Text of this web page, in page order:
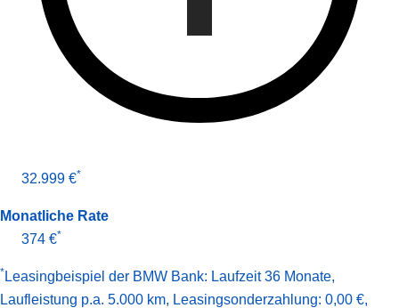
32.999 €*
Monatliche Rate
374 €*
* Leasingbeispiel der BMW Bank: Laufzeit 36 Monate,
Laufleistung p.a. 5.000 km, Leasingsonderzahlung: 0,00 €,